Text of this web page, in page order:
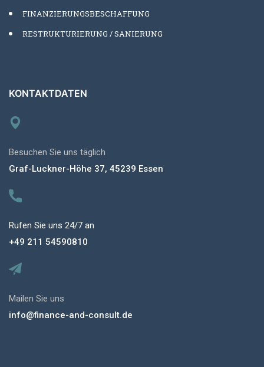
FINANZIERUNGSBESCHAFFUNG
RESTRUKTURIERUNG / SANIERUNG
KONTAKTDATEN
Besuchen Sie uns täglich
Graf-Luckner-Höhe 37, 45239 Essen
Rufen Sie uns 24/7 an
+49 211 54590810
Mailen Sie uns
info@finance-and-consult.de